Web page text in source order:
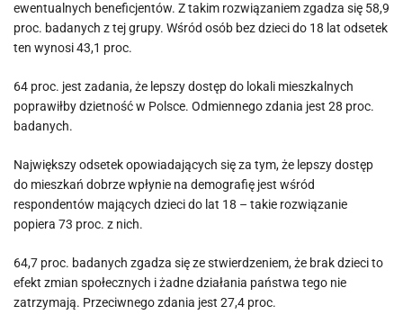
ewentualnych beneficjentów. Z takim rozwiązaniem zgadza się 58,9
proc. badanych z tej grupy. Wśród osób bez dzieci do 18 lat odsetek
ten wynosi 43,1 proc.
64 proc. jest zadania, że lepszy dostęp do lokali mieszkalnych
poprawiłby dzietność w Polsce. Odmiennego zdania jest 28 proc.
badanych.
Największy odsetek opowiadających się za tym, że lepszy dostęp
do mieszkań dobrze wpłynie na demografię jest wśród
respondentów mających dzieci do lat 18 – takie rozwiązanie
popiera 73 proc. z nich.
64,7 proc. badanych zgadza się ze stwierdzeniem, że brak dzieci to
efekt zmian społecznych i żadne działania państwa tego nie
zatrzymają. Przeciwnego zdania jest 27,4 proc.